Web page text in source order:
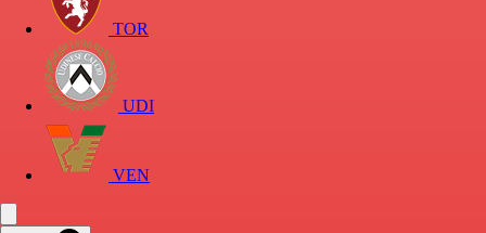
TOR
UDI
VEN